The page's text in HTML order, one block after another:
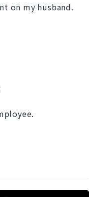
on my husband.